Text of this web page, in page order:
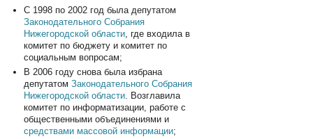
C 1998 по 2002 год была депутатом
Законодательного Собрания
Нижегородской области, где входила в
комитет по бюджету и комитет по
социальным вопросам;
В 2006 году снова была избрана
депутатом Законодательного Собрания
Нижегородской области. Возглавила
комитет по информатизации, работе с
общественными объединениями и
средствами массовой информации;